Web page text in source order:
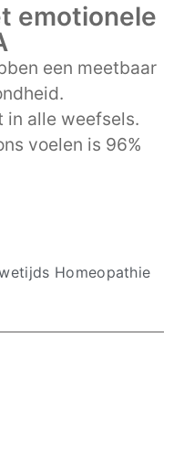
emotionele
een meetbaar
in alle weefsels.
voelen is 96%
Homeopathie